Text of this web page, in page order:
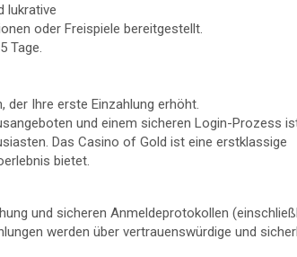
lukrative
oder Freispiele bereitgestellt.
Tage.
der Ihre erste Einzahlung erhöht.
und einem sicheren Login-Prozess
Das Casino of Gold ist eine erstklassige
bietet.
und sicheren Anmeldeprotokollen
werden über vertrauenswürdige und